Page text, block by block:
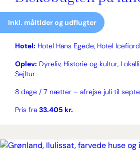
Inkl. måltider og udflugter
Hotel: Hotel Hans Egede, Hotel
Oplev: Dyreliv, Historie og kultur,
Sejltur
8 dage / 7 nætter – afrejse juli til
Pris fra 33.405 kr.